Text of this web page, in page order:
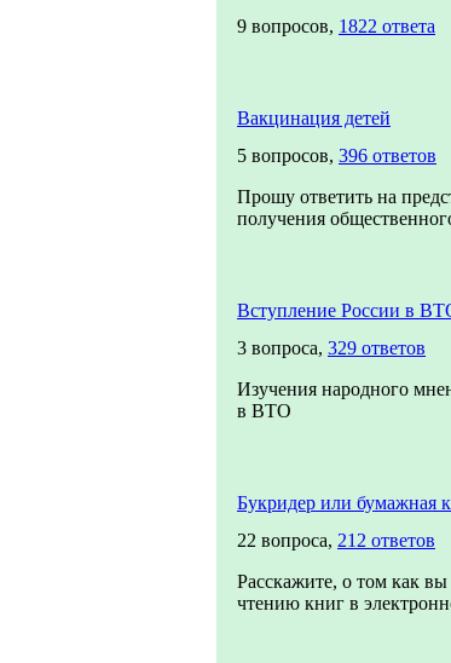
9 вопросов, 1822 ответа
Вакцинация детей
5 вопросов, 396 ответов
Прошу ответить на
получения
Вступление России в
3 вопроса, 329 ответов
Изучения народного
в ВТО
Букридер или бумажная
22 вопроса, 212 ответов
Расскажите, о том как
чтению книг в